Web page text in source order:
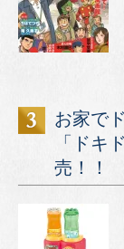
お家で
「ドキ
売！！